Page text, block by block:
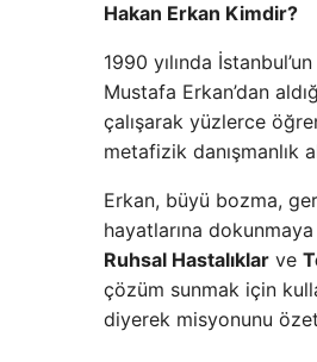
Hakan Erkan Kimdir?
1990 yılında
Mustafa Erkan’dan
çalışarak yüzlerce
metafizik danışmanlık
Erkan, büyü bozma,
hayatlarına
Ruhsal Hastalıklar ve
çözüm sunmak için
diyerek misyonunu